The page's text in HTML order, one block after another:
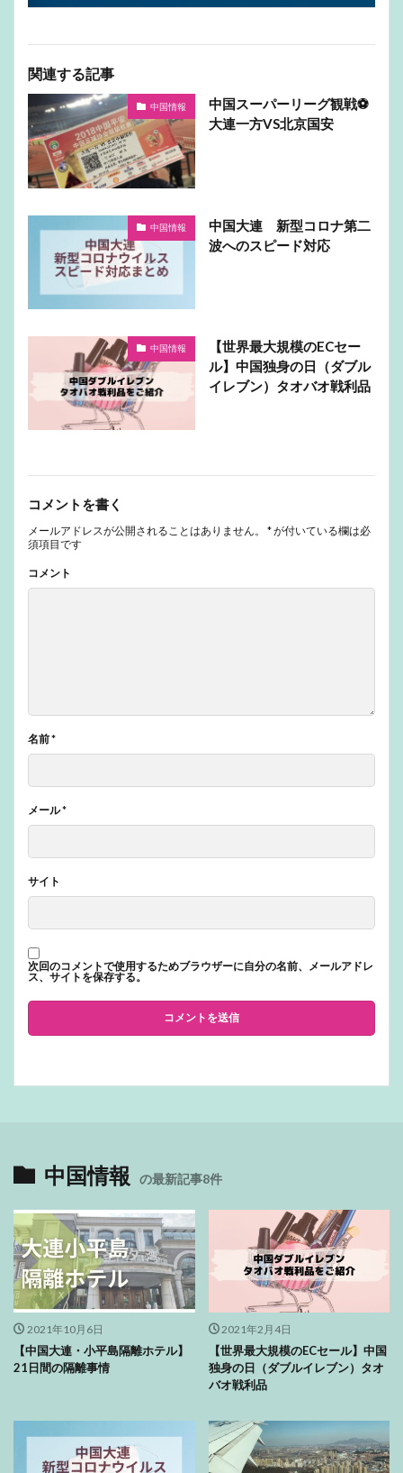
関連する記事
中国情報
中国スーパーリーグ観戦⚽️
大連一方VS北京国安
中国情報
中国大連 新型コロナ第二
波へのスピード対応
中国情報
【世界最大規模のECセー
ル】中国独身の日（ダブル
イレブン）タオバオ戦利品
コメントを書く
メールアドレスが公開されることはありません。 *が付いている欄は必
須項目です
コメント
名前*
メール*
サイト
次回のコメントで使用するためブラウザーに自分の名前、メールアドレ
ス、サイトを保存する。
中国情報 の最新記事8件
2021年10月6日
【中国大連・小平島隔離ホテル】
21日間の隔離事情
2021年2月4日
【世界最大規模のECセール】中国
独身の日（ダブルイレブン）タオ
バオ戦利品